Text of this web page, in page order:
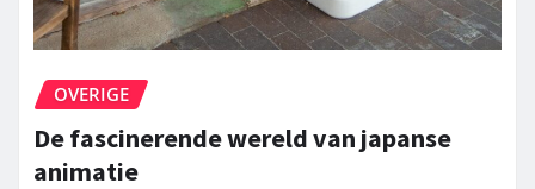
OVERIGE
De fascinerende wereld van japanse
animatie